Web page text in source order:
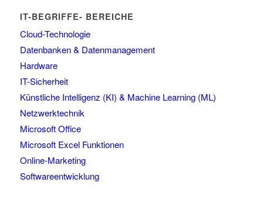
IT-BEGRIFFE- BEREICHE
Cloud-Technologie
Datenbanken & Datenmanagement
Hardware
IT-Sicherheit
Künstliche Intelligenz (KI) & Machine Learning (ML)
Netzwerktechnik
Microsoft Office
Microsoft Excel Funktionen
Online-Marketing
Softwareentwicklung